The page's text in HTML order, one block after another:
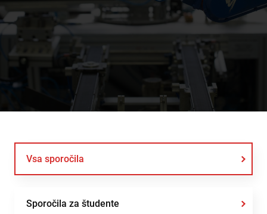
Vsa sporočila
Sporočila za študente